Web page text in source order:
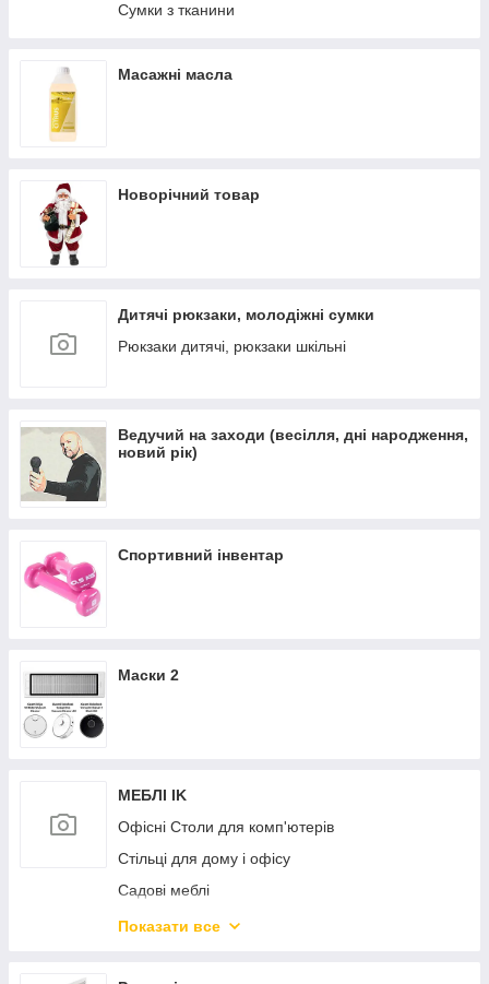
Сумки з тканини
Масажні масла
Новорічний товар
Дитячі рюкзаки, молодіжні сумки
Рюкзаки дитячі, рюкзаки шкільні
Ведучий на заходи (весілля, дні народження,
новий рік)
Спортивний інвентар
Маски 2
МЕБЛІ IK
Офісні Столи для комп'ютерів
Стільці для дому і офісу
Садові меблі
Дитяча кімната
Показати все